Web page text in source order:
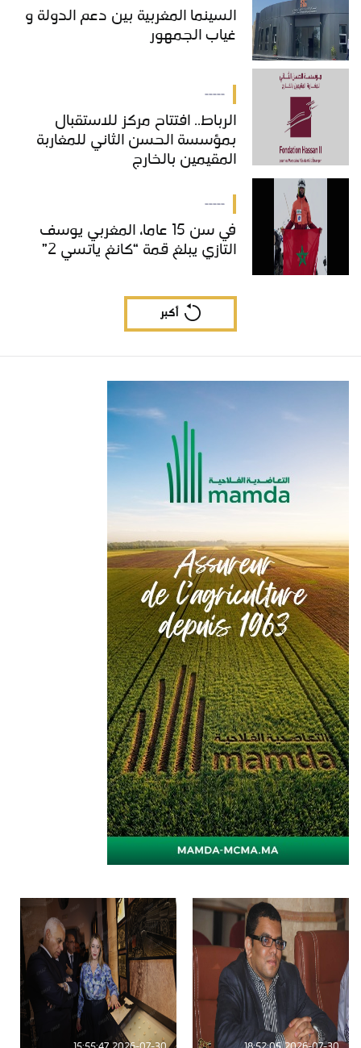
السينما المغربية بين دعم الدولة و
غياب الجمهور
-----
الرباط.. افتتاح مركز للاستقبال
بمؤسسة الحسن الثاني للمغاربة
المقيمين بالخارج
-----
في سن 15 عاما، المغربي يوسف
التازي يبلغ قمة “كانغ ياتسي 2”
أكبر